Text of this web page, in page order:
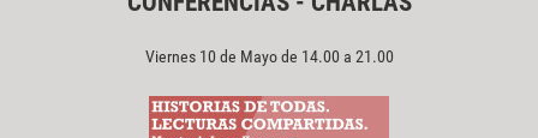
Viernes 10 de Mayo de 14.00 a 21.00